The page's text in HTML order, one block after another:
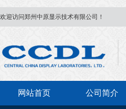
欢迎访问郑州中原显示技术有限公司！
网站首页 公司简介